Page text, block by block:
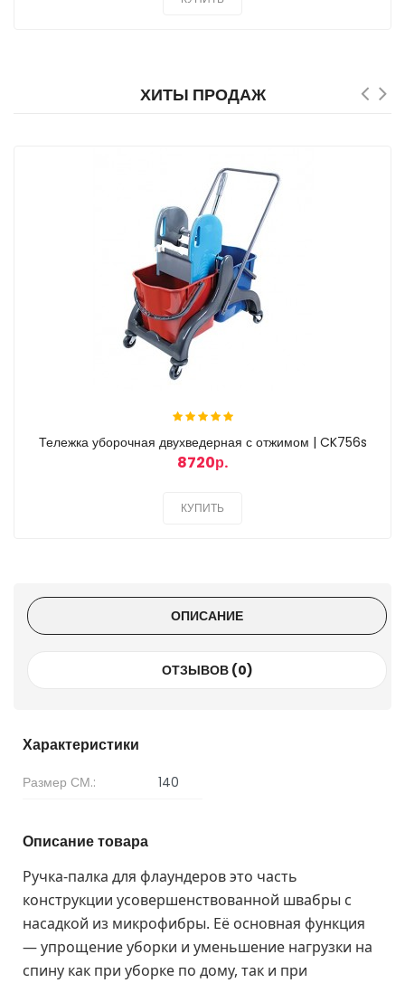
ХИТЫ ПРОДАЖ
Тележка уборочная двухведерная с отжимом | CK756s
8720р.
КУПИТЬ
ОПИСАНИЕ
ОТЗЫВОВ (0)
Характеристики
Размер СМ.: 140
Описание товара
Ручка-палка для флаундеров это часть
конструкции усовершенствованной швабры с
насадкой из микрофибры. Её основная функция
— упрощение уборки и уменьшение нагрузки на
спину как при уборке по дому, так и при